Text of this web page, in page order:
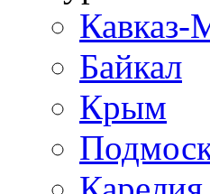
Байкал
Крым